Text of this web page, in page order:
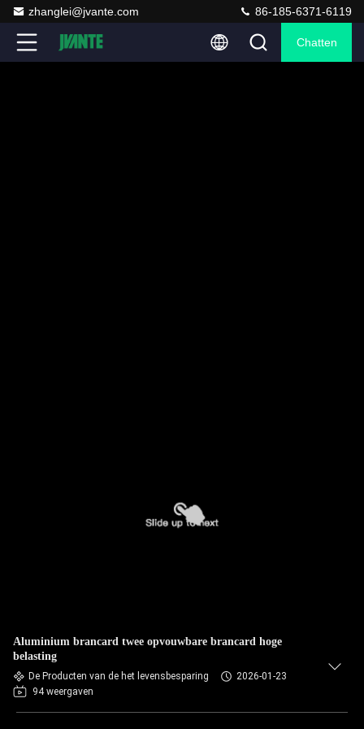
zhanglei@jvante.com 86-185-6371-6119
Chatten
Aluminium brancard twee opvouwbare brancard hoge
belasting
De Producten van de het levensbesparing
2026-01-23
94 weergaven